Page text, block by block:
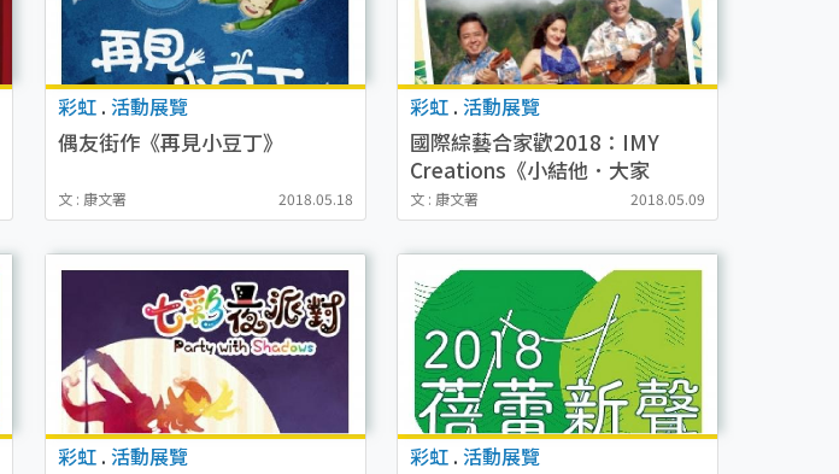
彩虹 . 活動展覽
偶友街作《再見小豆丁》
文 : 康文署 2018.05.18
彩虹 . 活動展覽
國際綜藝合家歡2018：IMY
Creations《小結他．大家
Jam》
文 : 康文署 2018.05.09
彩虹 . 活動展覽 彩虹 . 活動展覽